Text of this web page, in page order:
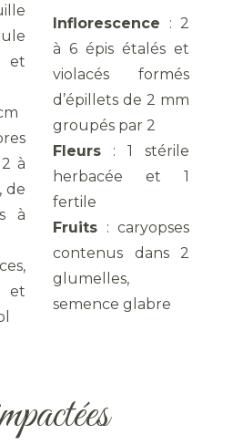
et
à
de
à
et
Inflorescence : 2
à 6 épis étalés et
violacés formés
d’épillets de 2 mm
groupés par 2
Fleurs : 1 stérile
herbacée et 1
fertile
Fruits : caryopses
contenus dans 2
glumelles,
semence glabre